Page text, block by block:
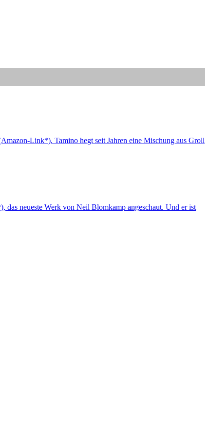
Link*). Tamino hegt seit Jahren eine Mischung aus Groll
neueste Werk von Neil Blomkamp angeschaut. Und er ist